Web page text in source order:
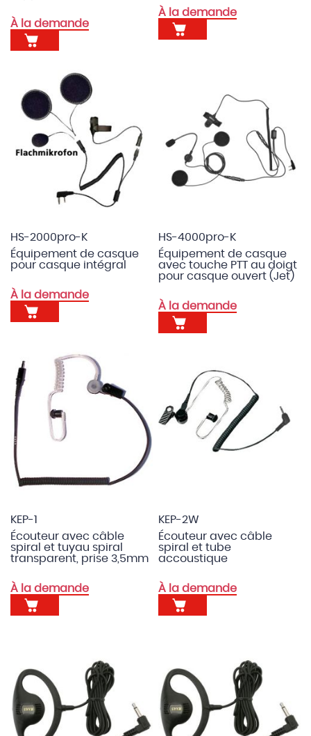
À la demande
À la demande
HS-2000pro-K
Équipement de casque
pour casque intégral
À la demande
HS-4000pro-K
Équipement de casque
avec touche PTT au doigt
pour casque ouvert (Jet)
À la demande
KEP-1
Écouteur avec câble
spiral et tuyau spiral
transparent, prise 3,5mm
À la demande
KEP-2W
Écouteur avec câble
spiral et tube
accoustique
À la demande